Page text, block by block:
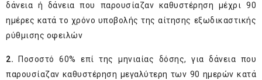
δάνεια ή δάνεια που παρουσίαζαν καθυστέρηση μέχρι 90
ημέρες κατά το χρόνο υποβολής της αίτησης εξωδικαστικής
ρύθμισης οφειλών
2. Ποσοστό 60% επί της μηνιαίας δόσης, για δάνεια που
παρουσίαζαν καθυστέρηση μεγαλύτερη των 90 ημερών κατά